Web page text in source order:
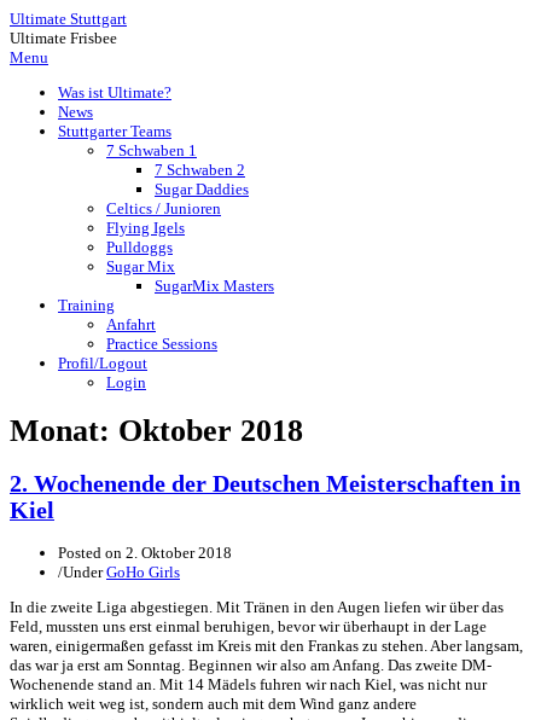
Ultimate Stuttgart
Ultimate Frisbee
Menu
Was ist Ultimate?
News
Stuttgarter Teams
7 Schwaben 1
7 Schwaben 2
Sugar Daddies
Celtics / Junioren
Flying Igels
Pulldoggs
Sugar Mix
SugarMix Masters
Training
Anfahrt
Practice Sessions
Profil/Logout
Login
Monat: Oktober 2018
2. Wochenende der Deutschen Meisterschaften in
Kiel
Posted on 2. Oktober 2018
/UnderGoHo Girls
In die zweite Liga abgestiegen. Mit Tränen in den Augen liefen wir über das
Feld, mussten uns erst einmal beruhigen, bevor wir überhaupt in der Lage
waren, einigermaßen gefasst im Kreis mit den Frankas zu stehen. Aber langsam,
das war ja erst am Sonntag. Beginnen wir also am Anfang. Das zweite DM-
Wochenende stand an. Mit 14 Mädels fuhren wir nach Kiel, was nicht nur
wirklich weit weg ist, sondern auch mit dem Wind ganz andere